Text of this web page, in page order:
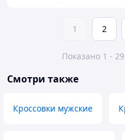
1 2
Показано 1 -
Смотри также
Кроссовки мужские